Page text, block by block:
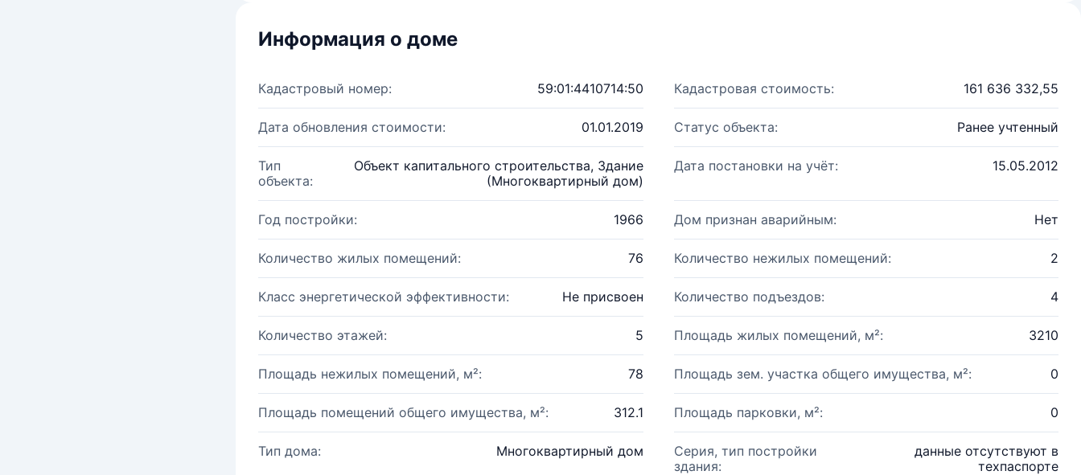
Информация о доме
Кадастровый номер: 59:01:4410714:50 Кадастровая стоимость: 161 636 332,55
Дата обновления стоимости: 01.01.2019 Статус объекта: Ранее учтенный
Тип
объекта:
Объект капитального строительства, Здание
(Многоквартирный дом)
Дата постановки на учёт: 15.05.2012
Год постройки: 1966 Дом признан аварийным: Нет
Количество жилых помещений: 76 Количество нежилых помещений: 2
Класс энергетической эффективности: Не присвоен Количество подъездов: 4
Количество этажей: 5 Площадь жилых помещений, м²: 3210
Площадь нежилых помещений, м²: 78 Площадь зем. участка общего имущества, м²: 0
Площадь помещений общего имущества, м²: 312.1 Площадь парковки, м²: 0
Тип дома: Многоквартирный дом
Серия, тип постройки
здания:
данные отсутствуют в
техпаспорте